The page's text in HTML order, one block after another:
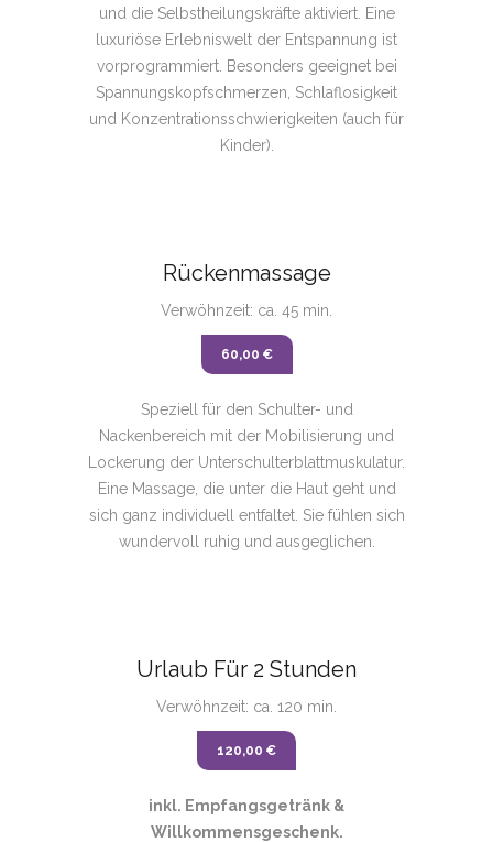
und die Selbstheilungskräfte aktiviert. Eine
luxuriöse Erlebniswelt der Entspannung ist
vorprogrammiert. Besonders geeignet bei
Spannungskopfschmerzen, Schlaflosigkeit
und Konzentrationsschwierigkeiten (auch für
Kinder).
Rückenmassage
Verwöhnzeit: ca. 45 min.
60,00 €
Speziell für den Schulter- und
Nackenbereich mit der Mobilisierung und
Lockerung der Unterschulterblattmuskulatur.
Eine Massage, die unter die Haut geht und
sich ganz individuell entfaltet. Sie fühlen sich
wundervoll ruhig und ausgeglichen.
Urlaub Für 2 Stunden
Verwöhnzeit: ca. 120 min.
120,00 €
inkl. Empfangsgetränk &
Willkommensgeschenk.